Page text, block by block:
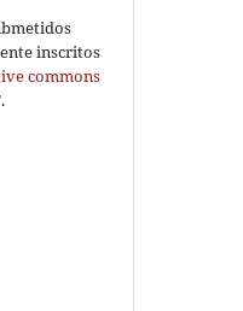
inscritos
commons